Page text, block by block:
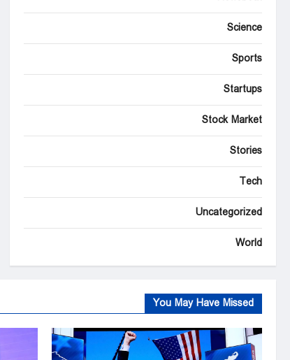
Science
Sports
Startups
Stock Market
Stories
Tech
Uncategorized
World
You May Have Missed